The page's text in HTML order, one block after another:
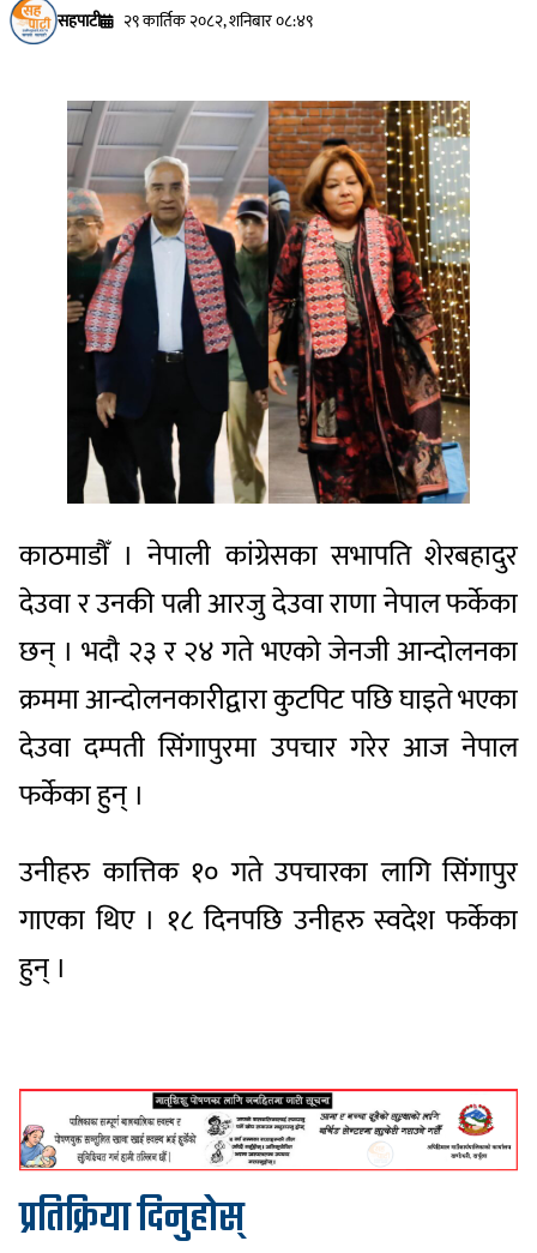
सहपाटी २९ कार्तिक २०८२, शनिबार ०८:४९
काठमाडौँ । नेपाली कांग्रेसका सभापति शेरबहादुर
देउवा र उनकी पत्नी आरजु देउवा राणा नेपाल फर्केका
छन् । भदौ २३ र २४ गते भएको जेनजी आन्दोलनका
क्रममा आन्दोलनकारीद्वारा कुटपिट पछि घाइते भएका
देउवा दम्पती सिंगापुरमा उपचार गरेर आज नेपाल
फर्केका हुन् ।
उनीहरु कात्तिक १० गते उपचारका लागि सिंगापुर
गाएका थिए । १८ दिनपछि उनीहरु स्वदेश फर्केका
हुन् ।
प्रतिक्रिया दिनुहोस्